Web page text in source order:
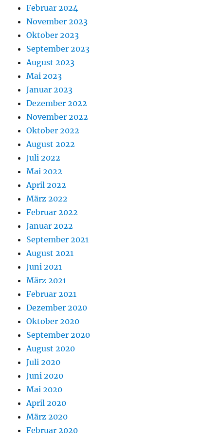
Februar 2024
November 2023
Oktober 2023
September 2023
August 2023
Mai 2023
Januar 2023
Dezember 2022
November 2022
Oktober 2022
August 2022
Juli 2022
Mai 2022
April 2022
März 2022
Februar 2022
Januar 2022
September 2021
August 2021
Juni 2021
März 2021
Februar 2021
Dezember 2020
Oktober 2020
September 2020
August 2020
Juli 2020
Juni 2020
Mai 2020
April 2020
März 2020
Februar 2020